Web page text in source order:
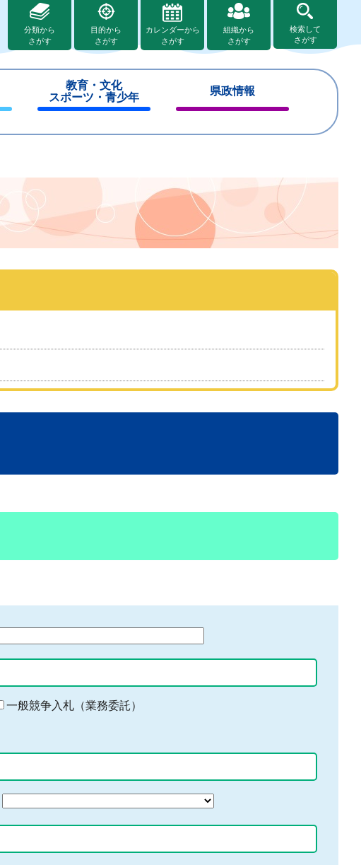
分類から
さがす
目的から
さがす
カレンダーから
さがす
組織から
さがす
検索して
さがす
教育・文化
スポーツ・青少年
じ
県政情報
じ
一般競争入札（業務委託）